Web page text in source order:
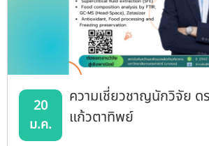
20
ม.ค.
ความเชี่ยวชาญนักวิจัย ด
แก้วตาทิพย์